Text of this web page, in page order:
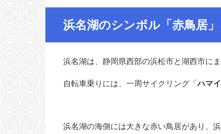
浜名湖のシンボル「赤鳥居
浜名湖は、静岡県西部の浜松市と湖西市に
自転車乗りには、一周サイクリング「ハマ
浜名湖の海側には大きな赤い鳥居があり、